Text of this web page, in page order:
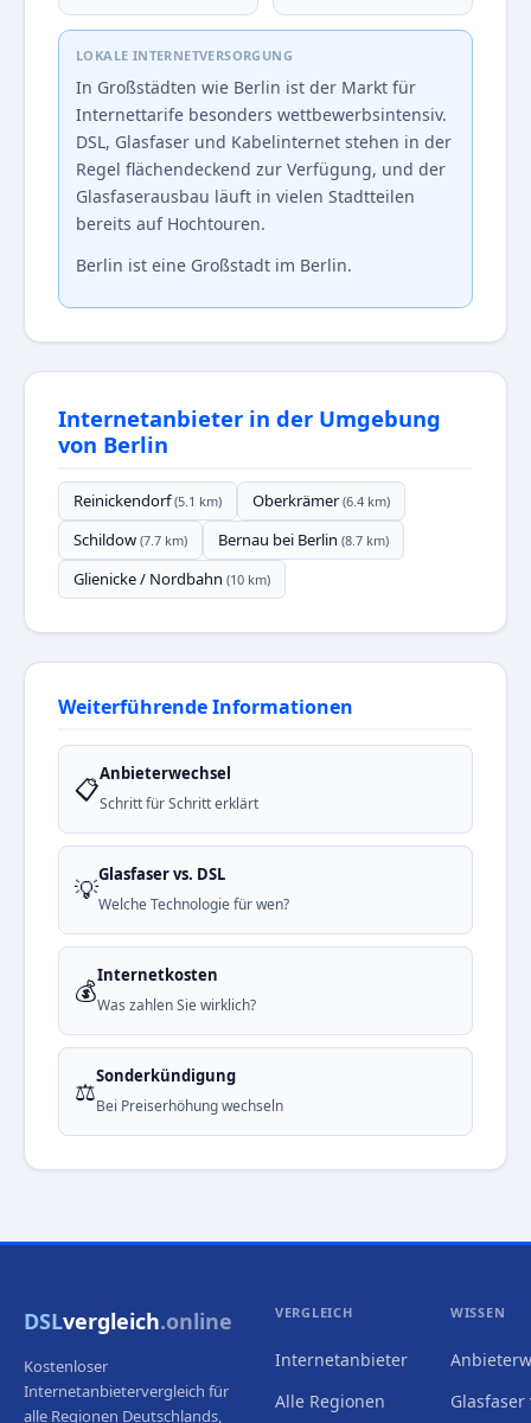
LOKALE INTERNETVERSORGUNG
In Großstädten wie Berlin ist der Markt für
Internettarife besonders wettbewerbsintensiv.
DSL, Glasfaser und Kabelinternet stehen in der
Regel flächendeckend zur Verfügung, und der
Glasfaserausbau läuft in vielen Stadtteilen
bereits auf Hochtouren.
Berlin ist eine Großstadt im Berlin.
Internetanbieter in der Umgebung
von Berlin
Reinickendorf(5.1 km) Oberkrämer(6.4 km)
Schildow (7.7 km) Bernau bei Berlin (8.7 km)
Glienicke / Nordbahn (10 km)
Weiterführende Informationen
📋Anbieterwechsel
Schritt für Schritt erklärt
💡Glasfaser vs. DSL
Welche Technologie für wen?
💰Internetkosten
Was zahlen Sie wirklich?
⚖️Sonderkündigung
Bei Preiserhöhung wechseln
DSLvergleich.online
Kostenloser
Internetanbietervergleich für
alle Regionen Deutschlands,
VERGLEICH
Internetanbieter
Alle Regionen
WISSEN
Glasfaser